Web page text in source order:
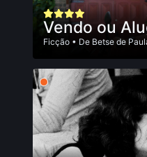
Vendo ou
Ficção • De Betse de